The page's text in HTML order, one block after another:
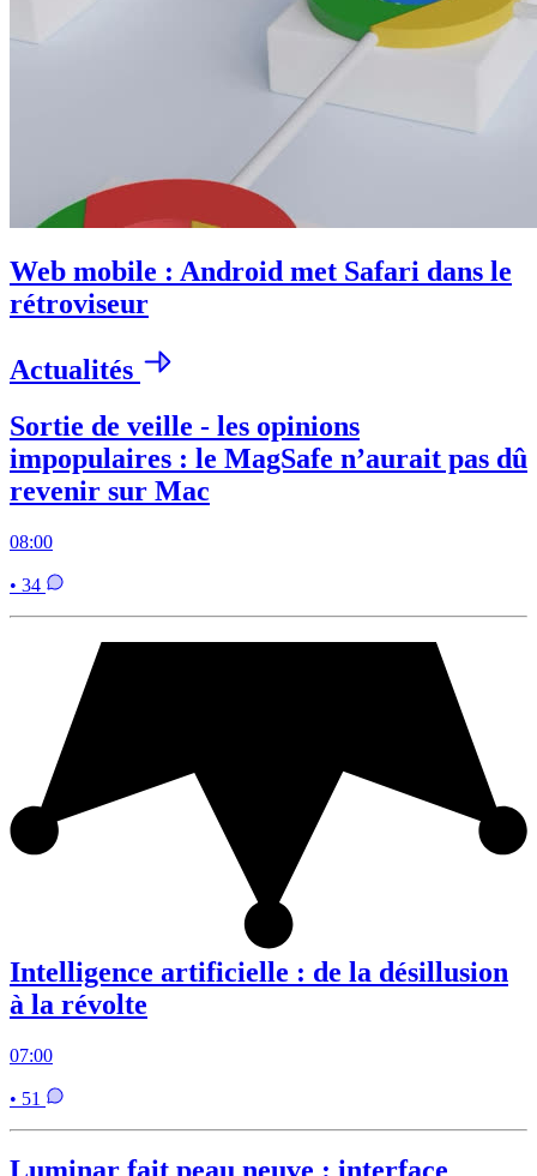
Web mobile : Android met Safari dans le
rétroviseur
Actualités
Sortie de veille - les opinions
impopulaires : le MagSafe n’aurait pas dû
revenir sur Mac
08:00
• 34
Intelligence artificielle : de la désillusion
à la révolte
07:00
• 51